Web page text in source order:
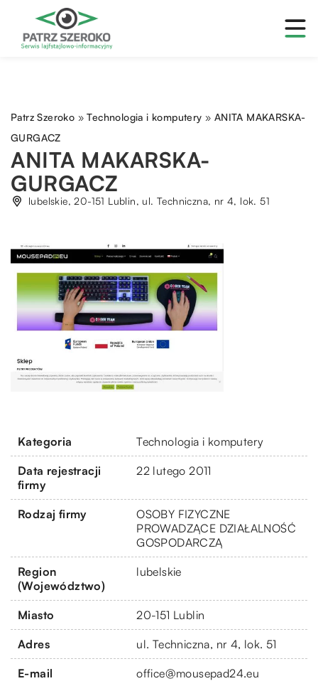
Patrz Szeroko »Technologia i komputery » ANITA MAKARSKA-
GURGACZ
ANITA MAKARSKA-
GURGACZ
lubelskie, 20-151 Lublin, ul. Techniczna, nr 4, lok. 51
Kategoria Technologia i komputery
Data rejestracji
firmy
22 lutego 2011
Rodzaj firmy
OSOBY FIZYCZNE
PROWADZĄCE DZIAŁALNOŚĆ
GOSPODARCZĄ
Region
(Województwo)
lubelskie
Miasto 20-151 Lublin
Adres ul. Techniczna, nr 4, lok. 51
E-mail office@mousepad24.eu